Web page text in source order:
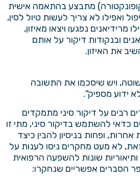
מתבצע בהתאמה אישית
ואפילו לא צריך לעשות טיול לסין,
נפגעו ויצאו מאיזון,
ובנקודות דיקור על אותם
את האיזון.
ויש שיסכמו את התשובה
ידוע מספיק".
רבים על דיקור סיני מתמקדים
כדאי להשתמש בדיקור סיני, מתי זו
ופחות בניסיון להבין כיצד
לא מעט מחקרים ניסו לענות על
שונות להשפעה הרפואית
הסברים אפשריים שנחקרו: